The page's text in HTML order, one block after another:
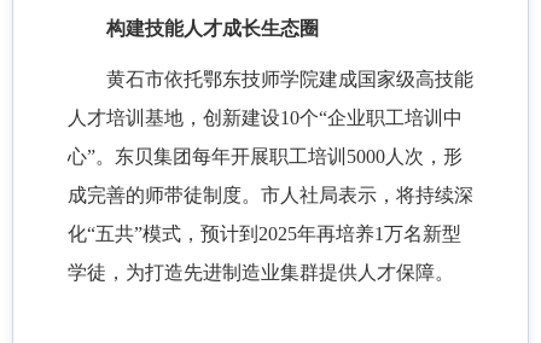
构建技能人才成长生态圈
黄石市依托鄂东技师学院建成国家级高技能
人才培训基地，创新建设10个“企业职工培训中
心”。东贝集团每年开展职工培训5000人次，形
成完善的师带徒制度。市人社局表示，将持续深
化“五共”模式，预计到2025年再培养1万名新型
学徒，为打造先进制造业集群提供人才保障。